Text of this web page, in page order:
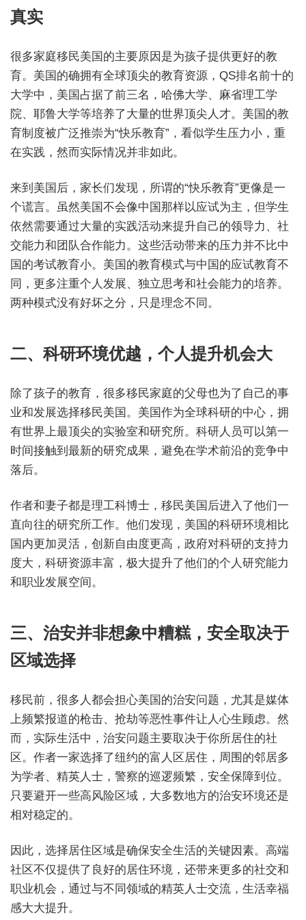
真实
很多家庭移民美国的主要原因是为孩子提供更好的教
育。美国的确拥有全球顶尖的教育资源，QS排名前十的
大学中，美国占据了前三名，哈佛大学、麻省理工学
院、耶鲁大学等培养了大量的世界顶尖人才。美国的教
育制度被广泛推崇为“快乐教育”，看似学生压力小，重
在实践，然而实际情况并非如此。
来到美国后，家长们发现，所谓的“快乐教育”更像是一
个谎言。虽然美国不会像中国那样以应试为主，但学生
依然需要通过大量的实践活动来提升自己的领导力、社
交能力和团队合作能力。这些活动带来的压力并不比中
国的考试教育小。美国的教育模式与中国的应试教育不
同，更多注重个人发展、独立思考和社会能力的培养。
两种模式没有好坏之分，只是理念不同。
二、科研环境优越，个人提升机会大
除了孩子的教育，很多移民家庭的父母也为了自己的事
业和发展选择移民美国。美国作为全球科研的中心，拥
有世界上最顶尖的实验室和研究所。科研人员可以第一
时间接触到最新的研究成果，避免在学术前沿的竞争中
落后。
作者和妻子都是理工科博士，移民美国后进入了他们一
直向往的研究所工作。他们发现，美国的科研环境相比
国内更加灵活，创新自由度更高，政府对科研的支持力
度大，科研资源丰富，极大提升了他们的个人研究能力
和职业发展空间。
三、治安并非想象中糟糕，安全取决于
区域选择
移民前，很多人都会担心美国的治安问题，尤其是媒体
上频繁报道的枪击、抢劫等恶性事件让人心生顾虑。然
而，实际生活中，治安问题主要取决于你所居住的社
区。作者一家选择了纽约的富人区居住，周围的邻居多
为学者、精英人士，警察的巡逻频繁，安全保障到位。
只要避开一些高风险区域，大多数地方的治安环境还是
相对稳定的。
因此，选择居住区域是确保安全生活的关键因素。高端
社区不仅提供了良好的居住环境，还带来更多的社交和
职业机会，通过与不同领域的精英人士交流，生活幸福
感大大提升。